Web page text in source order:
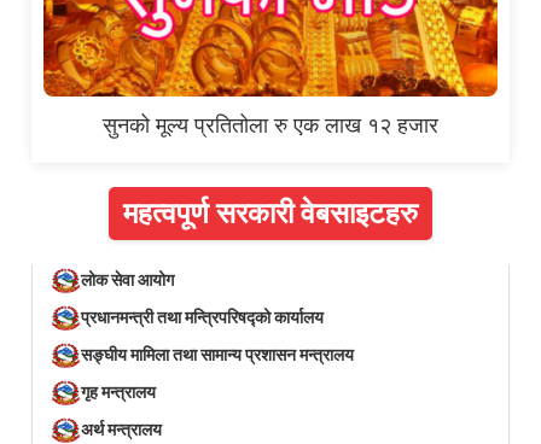
सुनको मूल्य प्रतितोला रु एक लाख १२ हजार
महत्वपूर्ण सरकारी वेबसाइटहरु
लोक सेवा आयोग
प्रधानमन्त्री तथा मन्त्रिपरिषद्को कार्यालय
सङ्घीय मामिला तथा सामान्य प्रशासन मन्त्रालय
गृह मन्त्रालय
अर्थ मन्त्रालय